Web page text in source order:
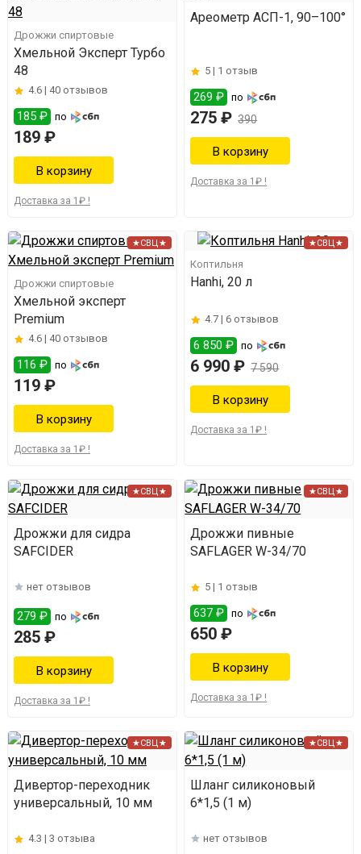
Дрожжи спиртовые
Хмельной Эксперт Турбо
48
4.6 | 40 отзывов
185 ₽ по
189 ₽
Доставка за 1₽ !
Ареометр АСП-1, 90–100°
5 | 1 отзыв
269 ₽ по
275 ₽ 390
Доставка за 1₽ !
★СВЦ★
Дрожжи спиртовые
Хмельной эксперт
Premium
4.6 | 40 отзывов
116 ₽ по
119 ₽
Доставка за 1₽ !
★СВЦ★
Коптильня
Hanhi, 20 л
4.7 |6 отзывов
6 850 ₽ по
6 990 ₽ 7 590
Доставка за 1₽ !
★СВЦ★
Дрожжи для сидра
SAFCIDER
нет отзывов
279 ₽ по
285 ₽
Доставка за 1₽ !
★СВЦ★
Дрожжи пивные
SAFLAGER W-34/70
5 | 1 отзыв
637 ₽ по
650 ₽
Доставка за 1₽ !
★СВЦ★
Дивертор-переходник
универсальный, 10 мм
4.3 | 3 отзыва
★СВЦ★
Шланг силиконовый
6*1,5 (1 м)
нет отзывов